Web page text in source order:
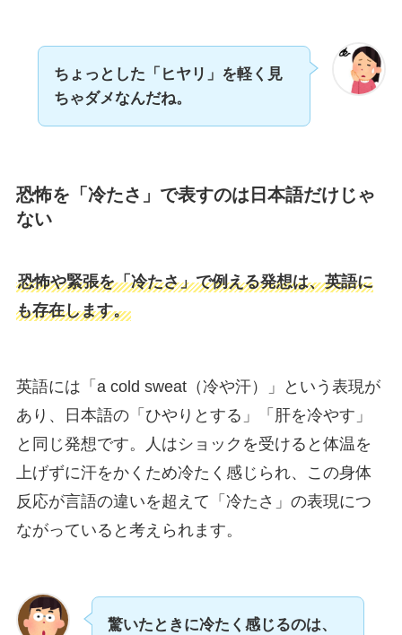
ちょっとした「ヒヤリ」を軽く見
ちゃダメなんだね。
恐怖を「冷たさ」で表すのは日本語だけじゃ
ない
恐怖や緊張を「冷たさ」で例える発想は、英語に
も存在します。
英語には「a cold sweat（冷や汗）」という表現が
あり、日本語の「ひやりとする」「肝を冷やす」
と同じ発想です。人はショックを受けると体温を
上げずに汗をかくため冷たく感じられ、この身体
反応が言語の違いを超えて「冷たさ」の表現につ
ながっていると考えられます。
驚いたときに冷たく感じるのは、